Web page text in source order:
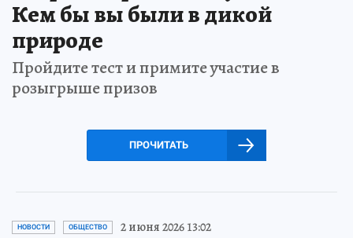
Кем бы вы были в дикой
природе
Пройдите тест и примите участие в
розыгрыше призов
ПРОЧИТАТЬ
НОВОСТИ ОБЩЕСТВО 2 июня 2026 13:02